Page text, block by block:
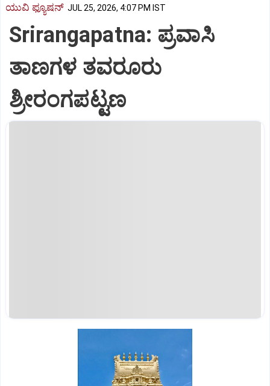
ಯುವಿ ಫ್ಯೂಷನ್ JUL 25, 2026, 4:07 PM IST
Srirangapatna: ಪ್ರವಾಸಿ
ತಾಣಗಳ ತವರೂರು
ಶ್ರೀರಂಗಪಟ್ಟಣ